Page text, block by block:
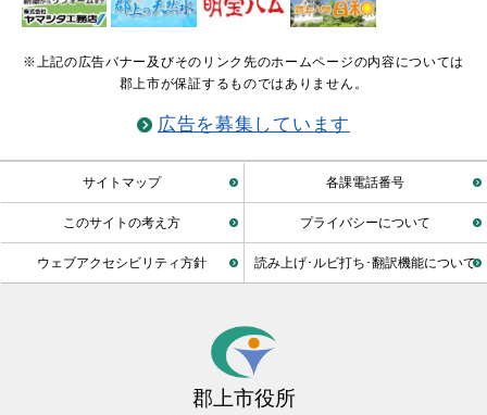
※上記の広告バナー及びそのリンク先のホームページの内容については
郡上市が保証するものではありません。
広告を募集しています
サイトマップ 各課電話番号
このサイトの考え方 プライバシーについて
ウェブアクセシビリティ方針 読み上げ･ルビ打ち･翻訳機能について
郡上市役所